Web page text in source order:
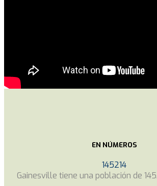
EN NÚMEROS
145214
Gainesville tiene una población de